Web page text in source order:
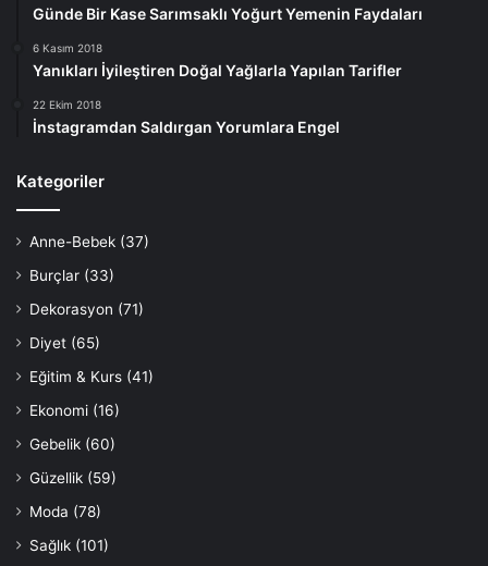
Günde Bir Kase Sarımsaklı Yoğurt Yemenin Faydaları
6 Kasım 2018
Yanıkları İyileştiren Doğal Yağlarla Yapılan Tarifler
22 Ekim 2018
İnstagramdan Saldırgan Yorumlara Engel
Kategoriler
Anne-Bebek (37)
Burçlar (33)
Dekorasyon (71)
Diyet (65)
Eğitim & Kurs (41)
Ekonomi (16)
Gebelik (60)
Güzellik (59)
Moda (78)
Sağlık (101)